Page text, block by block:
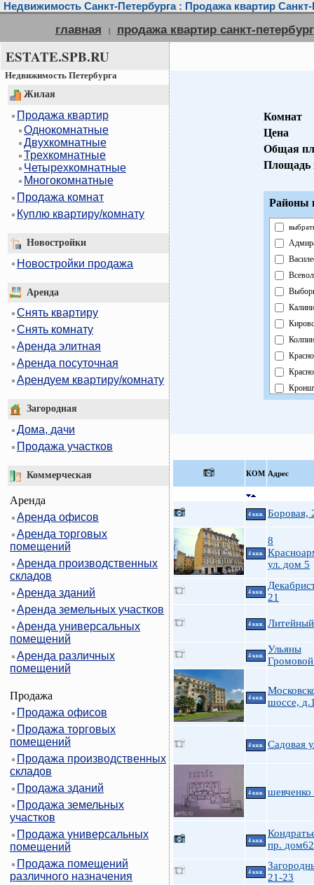
Недвижимость Санкт-Петербурга : Продажа квартир Санкт-
главная | продажа квартир санкт-петербург
ESTATE.SPB.RU
Недвижимость Петербурга
Жилая
Продажа квартир
Однокомнатные
Двухкомнатные
Трехкомнатные
Четырехкомнатные
Многокомнатные
Продажа комнат
Куплю квартиру/комнату
Новостройки
Новостройки продажа
Аренда
Снять квартиру
Снять комнату
Аренда элитная
Аренда посуточная
Арендуем квартиру/комнату
Загородная
Дома, дачи
Продажа участков
Коммерческая
Аренда
Аренда офисов
Аренда торговых
помещений
Аренда производственных
складов
Аренда зданий
Аренда земельных участков
Аренда универсальных
помещений
Аренда различных
помещений
Продажа
Продажа офисов
Продажа торговых
помещений
Продажа производственных
складов
Продажа зданий
Продажа земельных
участков
Продажа универсальных
помещений
Продажа помещений
различного назначения
Комнат
Цена
Общая
Площадь
Районы
КOМ Адрес
4 ккв. Боровая,
4 ккв.
8
ул. дом 5
4 ккв.
21
4 ккв.
4 ккв.
Ульяны
4 ккв.
шоссе,
4 ккв. Садовая
4 ккв. шевченко
4 ккв.
пр.
4 ккв.
21-23